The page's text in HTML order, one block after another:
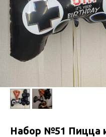
Набор №51 Пицца